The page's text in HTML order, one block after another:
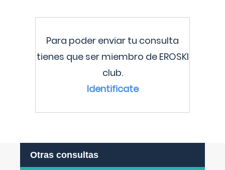
Para poder enviar tu consulta
tienes que ser miembro de EROSKI
club.
Identificate
Otras consultas